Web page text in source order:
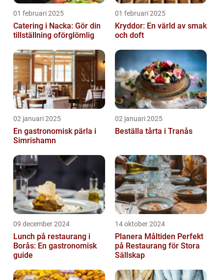
01 februari 2025
Catering i Nacka: Gör din
tillställning oförglömlig
01 februari 2025
Kryddor: En värld av smak
och doft
02 januari 2025
En gastronomisk pärla i
Simrishamn
02 januari 2025
Beställa tårta i Tranås
09 december 2024
Lunch på restaurang i
Borås: En gastronomisk
guide
14 oktober 2024
Planera Måltiden Perfekt
på Restaurang för Stora
Sällskap